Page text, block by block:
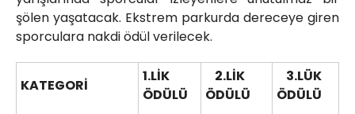
şölen yaşatacak. Ekstrem parkurda dereceye giren
sporculara nakdi ödül verilecek.
KATEGORİ
1.LİK
ÖDÜLÜ
2.LİK
ÖDÜLÜ
3.LÜK
ÖDÜLÜ